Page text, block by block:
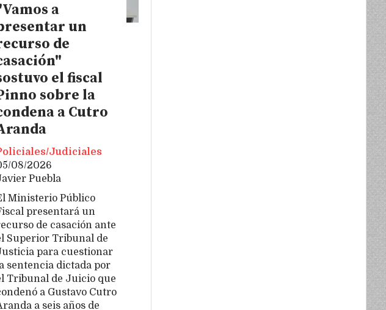
a
un
de
el fiscal
sobre la
a Cutro
Puebla
Judiciales
08/2026
Ministerio Público
presentará un
de casación ante
Superior Tribunal de
para cuestionar
sentencia dictada por
Tribunal de Juicio que
a Gustavo Cutro
a seis años de